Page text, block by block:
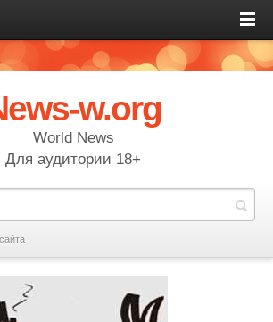
w.org
World News
Для аудитории 18+